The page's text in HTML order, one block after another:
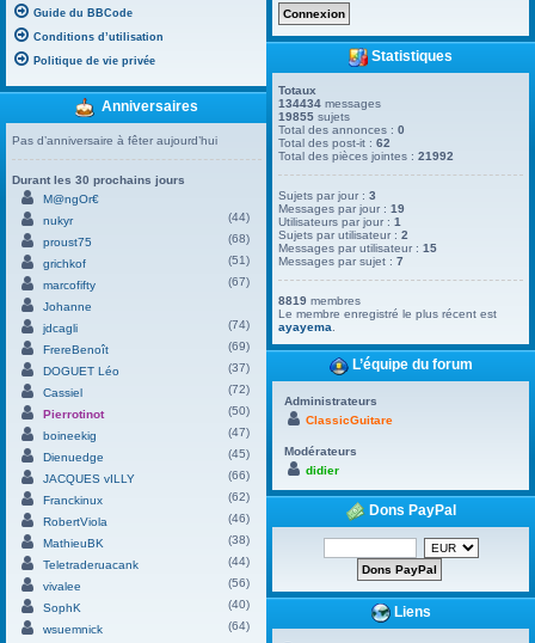
Guide du BBCode
Conditions d’utilisation
Politique de vie privée
Anniversaires
Pas d’anniversaire à fêter aujourd’hui
Durant les 30 prochains jours
M@ngOr€
nukyr
(44)
proust75
(68)
grichkof
(51)
marcofifty
(67)
Johanne
jdcagli
(74)
FrereBenoît
(69)
DOGUET Léo
(37)
Cassiel
(72)
Pierrotinot
(50)
boineekig
(47)
Dienuedge
(45)
JACQUES vILLY
(66)
Franckinux
(62)
RobertViola
(46)
MathieuBK
(38)
Teletraderuacank
(44)
vivalee
(56)
SophK
(40)
wsuemnick
(64)
Statistiques
Totaux
134434 messages
19855 sujets
Total des annonces :0
Total des post-it :62
Total des pièces jointes :21992
Sujets par jour :3
Messages par jour :19
Utilisateurs par jour :1
Sujets par utilisateur :2
Messages par utilisateur :15
Messages par sujet :7
8819 membres
Le membre enregistré le plus récent est
ayayema
L’équipe du forum
Administrateurs
ClassicGuitare
Modérateurs
didier
Dons PayPal
Liens